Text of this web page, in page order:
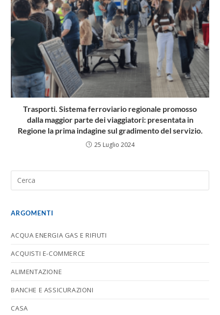
Trasporti. Sistema ferroviario regionale promosso
dalla maggior parte dei viaggiatori: presentata in
Regione la prima indagine sul gradimento del servizio.
25 Luglio 2024
ARGOMENTI
ACQUA ENERGIA GAS E RIFIUTI
ACQUISTI E-COMMERCE
ALIMENTAZIONE
BANCHE E ASSICURAZIONI
CASA